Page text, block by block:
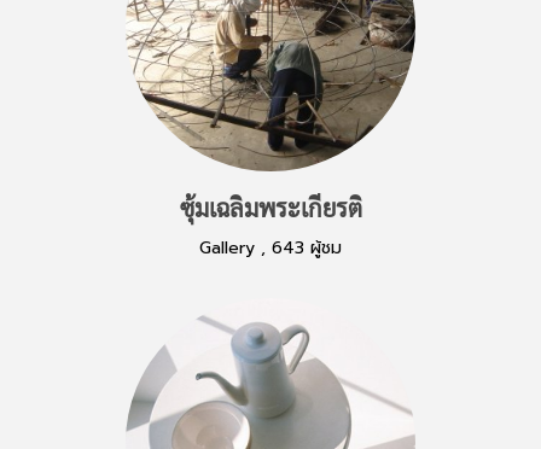
ซุ้มเฉลิมพระเกียรติ
Gallery , 643 ผู้ชม